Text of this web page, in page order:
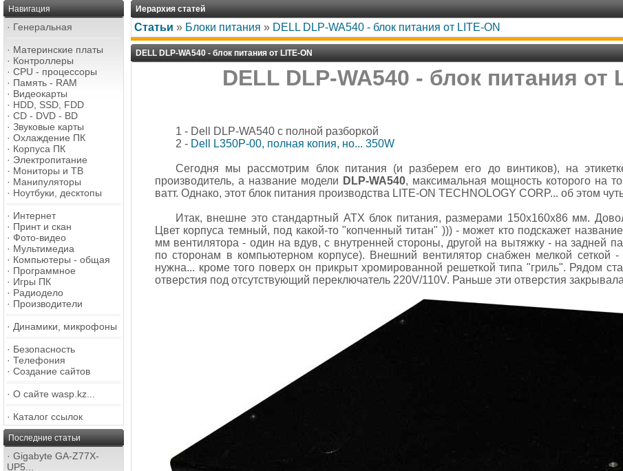
Навигация
· Генеральная
· Материнские платы
· Контроллеры
· CPU - процессоры
· Память - RAM
· Видеокарты
· HDD, SSD, FDD
· CD - DVD - BD
· Звуковые карты
· Охлаждение ПК
· Корпуса ПК
· Электропитание
· Мониторы и ТВ
· Манипуляторы
· Ноутбуки, десктопы
· Интернет
· Принт и скан
· Фото-видео
· Мультимедиа
· Компьютеры - общая
· Программное
· Игры ПК
· Радиодело
· Производители
· Динамики, микрофоны
· Безопасность
· Телефония
· Создание сайтов
· О сайте wasp.kz...
· Каталог ссылок
Последние статьи
· Gigabyte GA-Z77X-
UP5...
Иерархия статей
Статьи » Блоки питания » DELL DLP-WA540 - блок питания от LITE-ON
DELL DLP-WA540 - блок питания от LITE-ON
DELL DLP-WA540 - блок питания от
1 - Dell DLP-WA540 с полной разборкой
2 - Dell L350P-00, полная копия, но... 350W
Сегодня мы рассмотрим блок питания (и разберем его до винтиков), на
производитель, а название модели DLP-WA540, максимальная мощность которого на
ватт. Однако, этот блок питания производства LITE-ON TECHNOLOGY CORP... об этом
Итак, внешне это стандартный ATX блок питания, размерами 150х160х86 мм.
Цвет корпуса темный, под какой-то "копченный титан" ))) - может кто подскажет
мм вентилятора - один на вдув, с внутренней стороны, другой на вытяжку - на задней
по сторонам в компьютерном корпусе). Внешний вентилятор снабжен мелкой сеткой
нужна... кроме того поверх он прикрыт хромированной решеткой типа "гриль". Рядом
отверстия под отсутствующий переключатель 220V/110V. Раньше эти отверстия